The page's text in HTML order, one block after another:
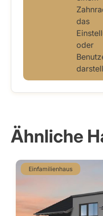
Ähnliche
Einfamilienhaus